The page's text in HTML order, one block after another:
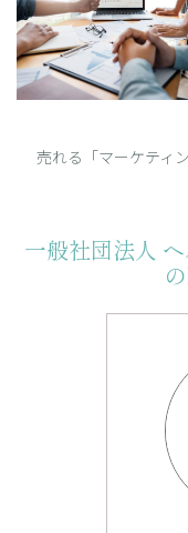
売れる「マーケティン
一般社団法人